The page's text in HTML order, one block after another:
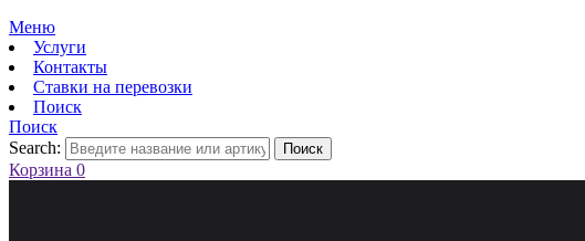
Меню
Услуги
Контакты
Ставки на перевозки
Поиск
Поиск
Search:
Поиск
Корзина 0